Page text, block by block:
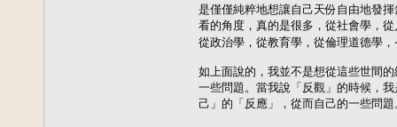
是僅僅純粹地想讓自己天份自由地發揮
看的角度，真的是很多，從社會學，
從政治學，從教育學，從倫理道德學，
如上面說的，我並不是想從這些世間
一些問題。當我說「反觀」的時候，
己」的「反應」，從而自己的一些問題